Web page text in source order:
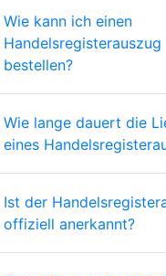
Wie kann ich einen
Handelsregisterauszug
bestellen?
Wie lange dauert die
eines
Ist der
offiziell anerkannt?